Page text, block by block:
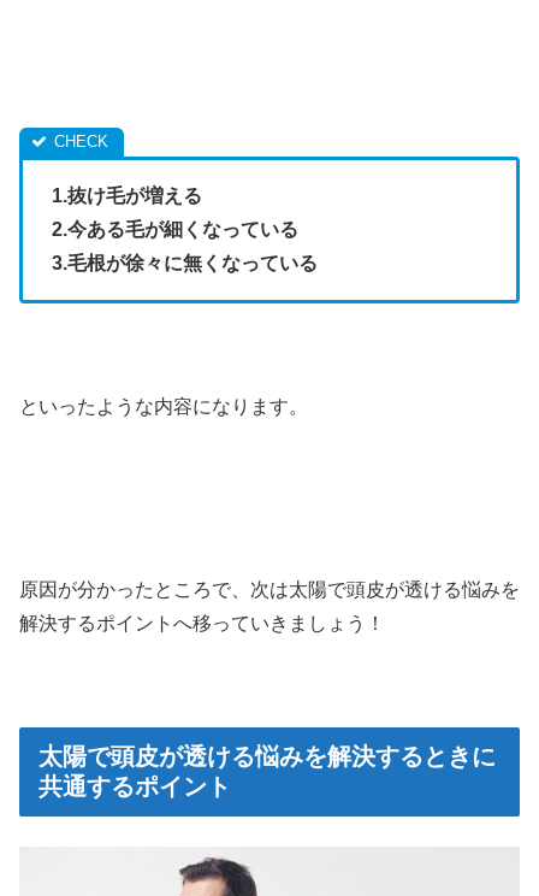
1.抜け毛が増える
2.今ある毛が細くなっている
3.毛根が徐々に無くなっている
といったような内容になります。
原因が分かったところで、次は太陽で頭皮が透ける悩みを
解決するポイントへ移っていきましょう！
太陽で頭皮が透ける悩みを解決するときに
共通するポイント